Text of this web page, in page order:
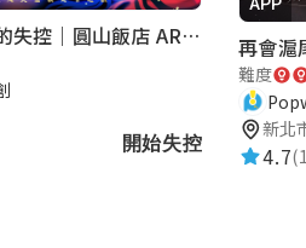
圓山月夜-羊群的失控｜圓山飯店 ARG實境解謎遊戲
開始失控
APP
難度
新北
4.7